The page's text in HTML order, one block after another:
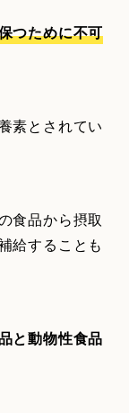
つために不可
素とされてい
食品から摂取
給することも
と動物性食品